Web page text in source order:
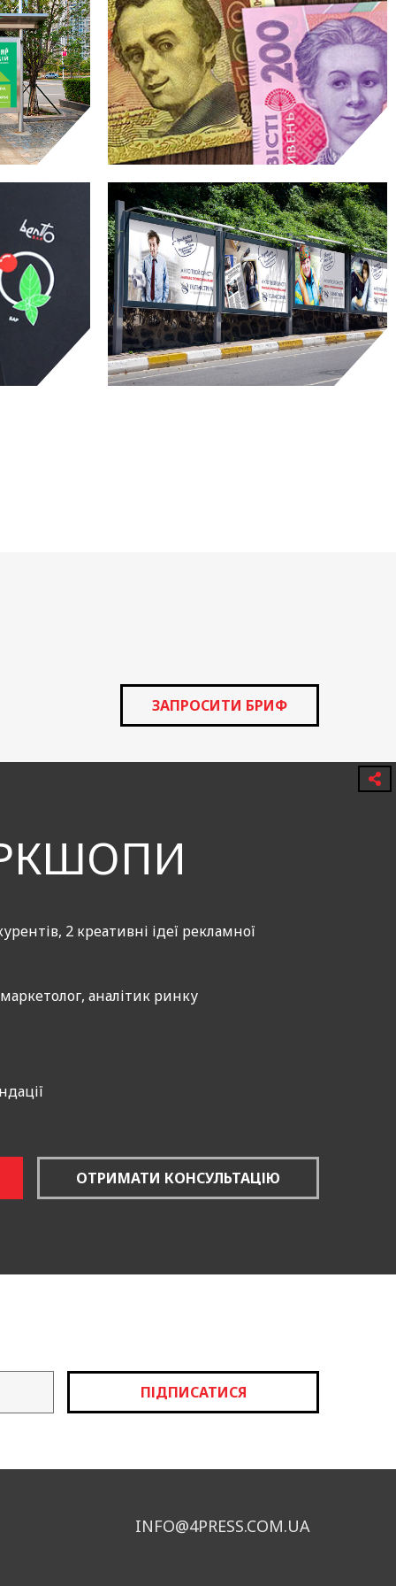
КРЕДОБАНК
концепт
GOLFSTREAM
рекламна кампанія
ЗАПРОСИТИ БРИФ
2 креативні ідеї рекламної
аналітик ринку
ОТРИМАТИ КОНСУЛЬТАЦІЮ
ПІДПИСАТИСЯ
INFO@4PRESS.COM.UA